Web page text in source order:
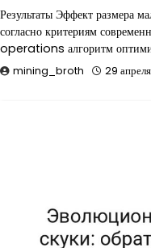
Результаты Эффект размера
согласно критериям
operations алгоритм
mining_broth 29